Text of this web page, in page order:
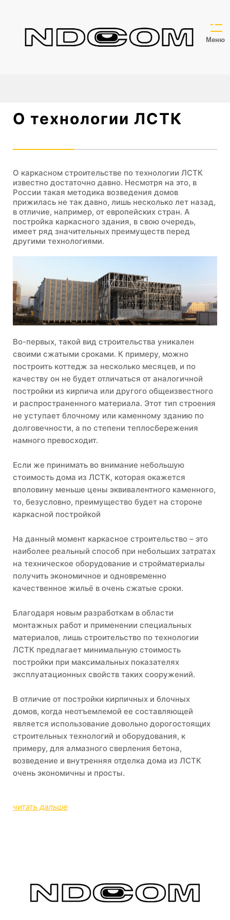
Меню
О технологии ЛСТК
О каркасном строительстве по технологии ЛСТК
известно достаточно давно. Несмотря на это, в
России такая методика возведения домов
прижилась не так давно, лишь несколько лет назад,
в отличие, например, от европейских стран. А
постройка каркасного здания, в свою очередь,
имеет ряд значительных преимуществ перед
другими технологиями.
Во-первых, такой вид строительства уникален
своими сжатыми сроками. К примеру, можно
построить коттедж за несколько месяцев, и по
качеству он не будет отличаться от аналогичной
постройки из кирпича или другого общеизвестного
и распространенного материала. Этот тип строения
не уступает блочному или каменному зданию по
долговечности, а по степени теплосбережения
намного превосходит.
Если же принимать во внимание небольшую
стоимость дома из ЛСТК, которая окажется
вполовину меньше цены эквивалентного каменного,
то, безусловно, преимущество будет на стороне
каркасной постройкой
На данный момент каркасное строительство – это
наиболее реальный способ при небольших затратах
на техническое оборудование и стройматериалы
получить экономичное и одновременно
качественное жильё в очень сжатые сроки.
Благодаря новым разработкам в области
монтажных работ и применении специальных
материалов, лишь строительство по технологии
ЛСТК предлагает минимальную стоимость
постройки при максимальных показателях
эксплуатационных свойств таких сооружений.
В отличие от постройки кирпичных и блочных
домов, когда неотъемлемой ее составляющей
является использование довольно дорогостоящих
строительных технологий и оборудования, к
примеру, для алмазного сверления бетона,
возведение и внутренняя отделка дома из ЛСТК
очень экономичны и просты.
читать дальше